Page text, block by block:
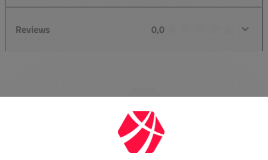
Reviews 0,0
Groot assortiment